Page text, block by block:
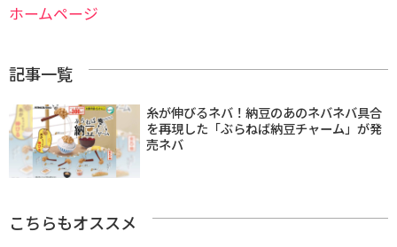
ホームページ
記事一覧
糸が伸びるネバ！納豆のあのネバネバ具合
を再現した「ぶらねば納豆チャーム」が発
売ネバ
こちらもオススメ